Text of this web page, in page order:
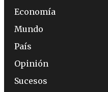
Economía
Mundo
País
Opinión
Sucesos